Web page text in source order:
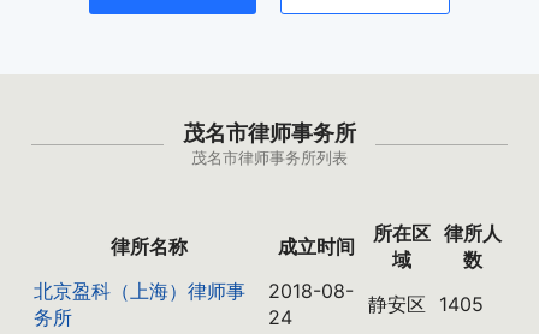
茂名市律师事务所
茂名市律师事务所列表
律所名称 成立时间
所在区
域
律所人
数
北京盈科（上海）律师事
务所
2018-08-
24
静安区 1405